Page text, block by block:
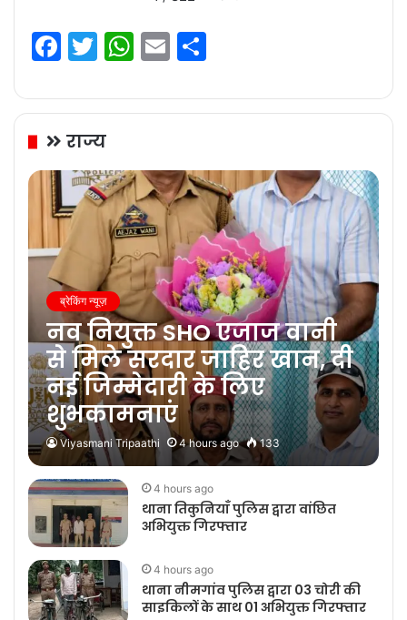
Facebook
Twitter
WhatsApp
Email
राज्य
ब्रेकिंग न्यूज़
नव नियुक्त SHO एजाज वानी
से मिले सरदार जाहिर खान, दी
नई जिम्मेदारी के लिए
शुभकामनाएं
Viyasmani Tripaathi 4 hours ago 133
4 hours ago
थाना तिकुनियाँ पुलिस द्वारा वांछित
अभियुक्त गिरफ्तार
4 hours ago
थाना नीमगांव पुलिस द्वारा 03 चोरी की
साइकिलों के साथ 01 अभियुक्त गिरफ्तार